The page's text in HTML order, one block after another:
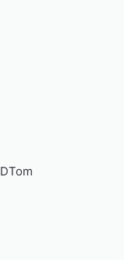
DTom